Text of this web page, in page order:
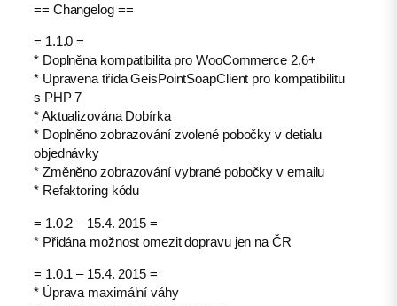
== Changelog ==
= 1.1.0 =
* Doplněna kompatibilita pro WooCommerce 2.6+
* Upravena třída GeisPointSoapClient pro kompatibilitu
s PHP 7
* Aktualizována Dobírka
* Doplněno zobrazování zvolené pobočky v detialu
objednávky
* Změněno zobrazování vybrané pobočky v emailu
* Refaktoring kódu
= 1.0.2 – 15.4. 2015 =
* Přidána možnost omezit dopravu jen na ČR
= 1.0.1 – 15.4. 2015 =
* Úprava maximální váhy